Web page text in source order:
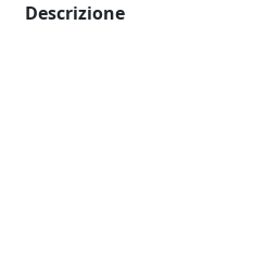
Descrizione